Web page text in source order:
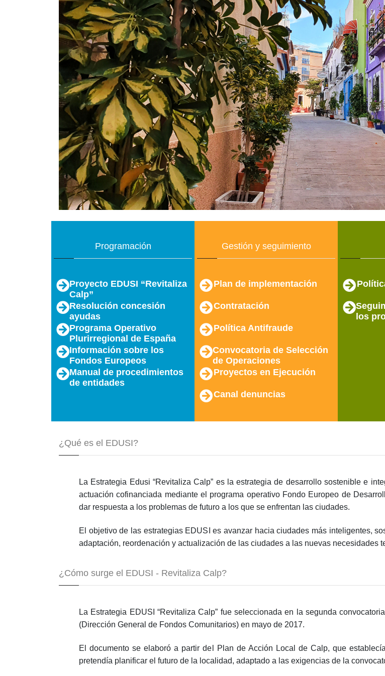
Programación
Proyecto EDUSI “Revitaliza
Calp”
Resolución concesión
ayudas
Programa Operativo
Plurirregional de España
Información sobre los
Fondos Europeos
Manual de procedimientos
de entidades
Gestión y seguimiento
Plan de implementación
Contratación
Política Antifraude
Convocatoria de Selección
de Operaciones
Proyectos en Ejecución
Canal denuncias
los
¿Qué es el EDUSI?
La Estrategia Edusi “Revitaliza Calp” es la estrategia de desarrollo sostenible e
actuación cofinanciada mediante el programa operativo Fondo Europeo de
dar respuesta a los problemas de futuro a los que se enfrentan las ciudades.
El objetivo de las estrategias EDUSI es avanzar hacia ciudades más inteligentes,
adaptación, reordenación y actualización de las ciudades a las nuevas
¿Cómo surge el EDUSI - Revitaliza Calp?
La Estrategia EDUSI “Revitaliza Calp” fue seleccionada en la segunda
(Dirección General de Fondos Comunitarios) en mayo de 2017.
El documento se elaboró a partir del Plan de Acción Local de Calp, que
pretendía planificar el futuro de la localidad, adaptado a las exigencias de la